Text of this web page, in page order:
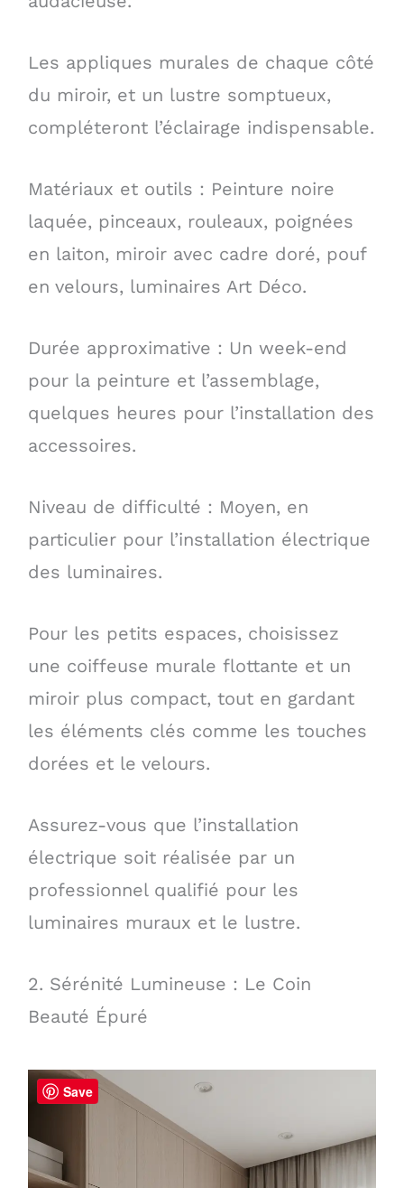
Les appliques murales de chaque côté
du miroir, et un lustre somptueux,
compléteront l’éclairage indispensable.
Matériaux et outils : Peinture noire
laquée, pinceaux, rouleaux, poignées
en laiton, miroir avec cadre doré, pouf
en velours, luminaires Art Déco.
Durée approximative : Un week-end
pour la peinture et l’assemblage,
quelques heures pour l’installation des
accessoires.
Niveau de difficulté : Moyen, en
particulier pour l’installation électrique
des luminaires.
Pour les petits espaces, choisissez
une coiffeuse murale flottante et un
miroir plus compact, tout en gardant
les éléments clés comme les touches
dorées et le velours.
Assurez-vous que l’installation
électrique soit réalisée par un
professionnel qualifié pour les
luminaires muraux et le lustre.
2. Sérénité Lumineuse : Le Coin
Beauté Épuré
Save